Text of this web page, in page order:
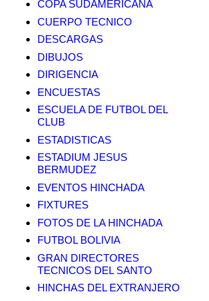
COPA SUDAMERICANA
CUERPO TECNICO
DESCARGAS
DIBUJOS
DIRIGENCIA
ENCUESTAS
ESCUELA DE FUTBOL DEL
CLUB
ESTADISTICAS
ESTADIUM JESUS
BERMUDEZ
EVENTOS HINCHADA
FIXTURES
FOTOS DE LA HINCHADA
FUTBOL BOLIVIA
GRAN DIRECTORES
TECNICOS DEL SANTO
HINCHAS DEL EXTRANJERO